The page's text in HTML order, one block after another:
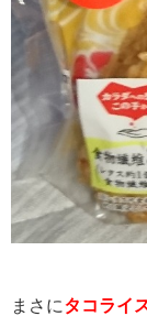
まさにタコライ